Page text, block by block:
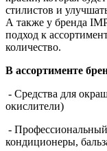
стилистов и
А также у бренда
подход к
количество.
В ассортименте
- Средства для
окислители)
-
кондиционеры,